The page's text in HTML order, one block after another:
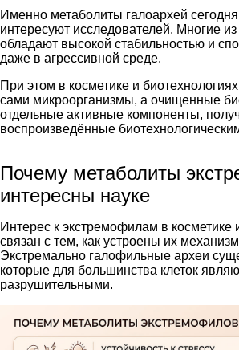
Именно метаболиты галоархей
интересуют исследователей. Многие
обладают высокой стабильностью и
даже в агрессивной среде.
При этом в косметике и
сами микроорганизмы, а очищенные
отдельные активные компоненты,
воспроизведённые
Почему метаболиты
интересны науке
Интерес к экстремофилам в косметике
связан с тем, как устроены их
Экстремально галофильные археи
которые для большинства клеток
разрушительными.